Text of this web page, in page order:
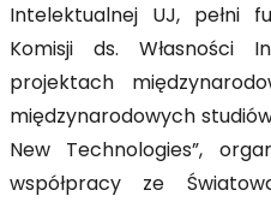
Intelektualnej UJ, pełni
Komisji ds. Własności
projektach
międzynarodowych
New Technologies”,
współpracy ze